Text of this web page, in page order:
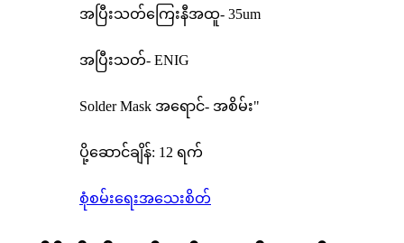
အပြီးသတ်ကြေးနီအထူ- 35um
အပြီးသတ်- ENIG
Solder Mask အရောင်- အစိမ်း"
ပို့ဆောင်ချိန်: 12 ရက်
စုံစမ်းရေးအသေးစိတ်